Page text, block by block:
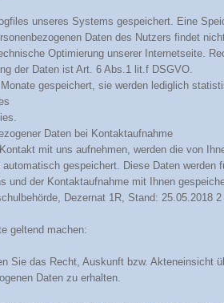
unseres Systems gespeichert. Eine
Daten des Nutzers findet
Optimierung unserer Internetseite.
der Daten ist Art. 6 Abs.1 lit.f DSGVO.
gespeichert, sie werden lediglich
Daten bei Kontaktaufnahme
mit uns aufnehmen, werden die von
automatisch gespeichert. Diese Daten werden
und der Kontaktaufnahme mit Ihnen
Dezernat 1R, Stand: 25.05.2018 2
geltend machen:
Sie das Recht, Auskunft bzw. Akteneinsicht
Daten zu erhalten.